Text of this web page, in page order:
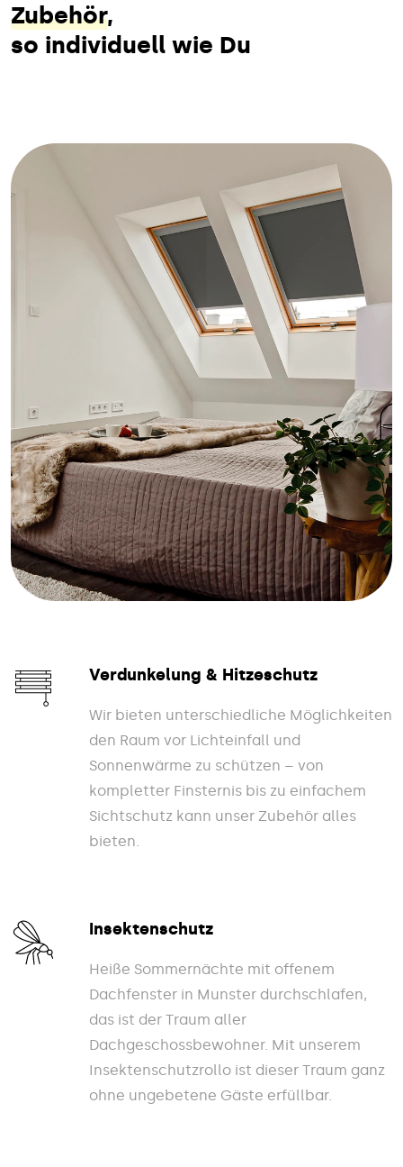
Zubehör,
so individuell wie Du
Verdunkelung & Hitzeschutz
Wir bieten unterschiedliche Möglichkeiten
den Raum vor Lichteinfall und
Sonnenwärme zu schützen – von
kompletter Finsternis bis zu einfachem
Sichtschutz kann unser Zubehör alles
bieten.
Insektenschutz
Heiße Sommernächte mit offenem
Dachfenster in Munster durchschlafen,
das ist der Traum aller
Dachgeschossbewohner. Mit unserem
Insektenschutzrollo ist dieser Traum ganz
ohne ungebetene Gäste erfüllbar.